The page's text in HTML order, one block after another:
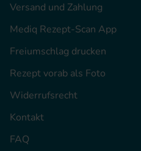
Versand und Zahlung
Mediq Rezept-Scan App
Freiumschlag drucken
Rezept vorab als Foto
Widerrufsrecht
Kontakt
FAQ